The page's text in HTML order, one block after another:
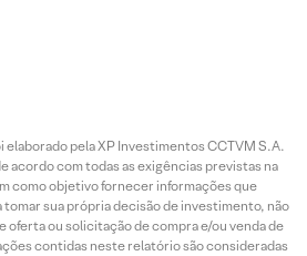
elaborado pela XP Investimentos CCTVM S.A.
acordo com todas as exigências previstas na
como objetivo fornecer informações que
tomar sua própria decisão de investimento, não
ou solicitação de compra e/ou venda de
contidas neste relatório são consideradas